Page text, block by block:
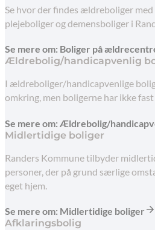
Se hvor der findes ældreboliger
plejeboliger og demensboliger i
Se mere om: Boliger på
Ældrebolig/handicapvenlig
I ældreboliger/handicapvenlige
omkring, men boligerne har ikke
Se mere om: Ældrebolig/
Midlertidige boliger
Randers Kommune tilbyder
personer, der på grund særlige
eget hjem.
Se mere om: Midlertidige boliger
Afklaringsbolig